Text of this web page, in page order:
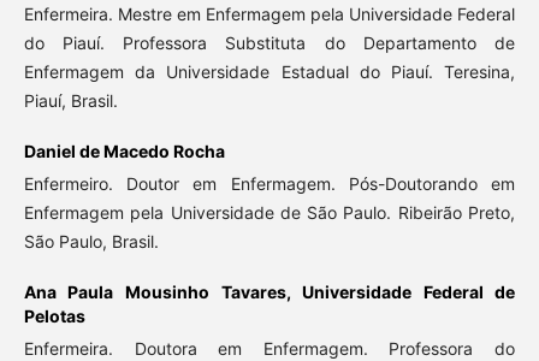
Enfermeira. Mestre em Enfermagem pela Universidade Federal
do Piauí. Professora Substituta do Departamento de
Enfermagem da Universidade Estadual do Piauí. Teresina,
Piauí, Brasil.
Daniel de Macedo Rocha
Enfermeiro. Doutor em Enfermagem. Pós-Doutorando em
Enfermagem pela Universidade de São Paulo. Ribeirão Preto,
São Paulo, Brasil.
Ana Paula Mousinho Tavares,Universidade Federal de
Pelotas
Enfermeira. Doutora em Enfermagem. Professora do